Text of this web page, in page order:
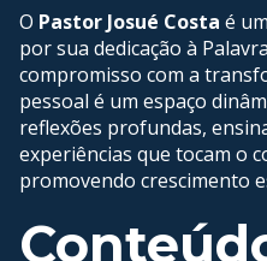
O Pastor Josué Costa é
por sua dedicação à
compromisso com a
pessoal é um espaço
reflexões profundas,
experiências que tocam o
promovendo crescimento